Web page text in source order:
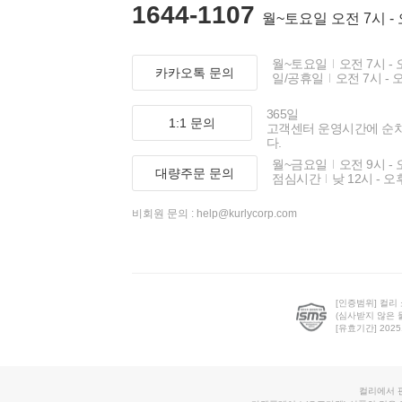
1644-1107 월~토요일 오전 7시 -
카카오톡 문의
월~토요일
오전 7시 -
일/공휴일
오전 7시 -
1:1 문의
365일
고객센터 운영시간에 순
다.
대량주문 문의
월~금요일
오전 9시 -
점심시간
낮 12시 - 오
비회원 문의 : help@kurlycorp.com
[인증범위] 컬리
(심사받지 않은
[유효기간]
컬리에서